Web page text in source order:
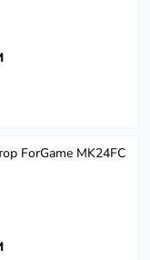
ForGame MK24FC